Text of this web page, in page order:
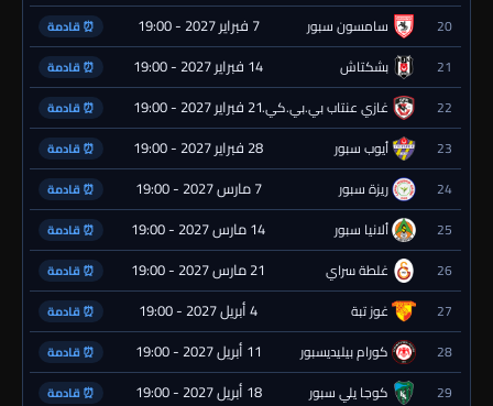
20 سامسون سبور 7 فبراير 2027 - 19:00 ⏰ قادمة
21 بشكتاش 14 فبراير 2027 - 19:00 ⏰ قادمة
22 غازي عنتاب بي.بي.كي.21 فبراير 2027 - 19:00 ⏰ قادمة
23 أيوب سبور 28 فبراير 2027 - 19:00 ⏰ قادمة
24 ريزة سبور 7 مارس 2027 - 19:00 ⏰ قادمة
25 ألانيا سبور 14 مارس 2027 - 19:00 ⏰ قادمة
26 غلطة سراي 21 مارس 2027 - 19:00 ⏰ قادمة
27 غوز تبة 4 أبريل 2027 - 19:00 ⏰ قادمة
28 كورام بيليديسبور 11 أبريل 2027 - 19:00 ⏰ قادمة
29 كوجا يلي سبور 18 أبريل 2027 - 19:00 ⏰ قادمة